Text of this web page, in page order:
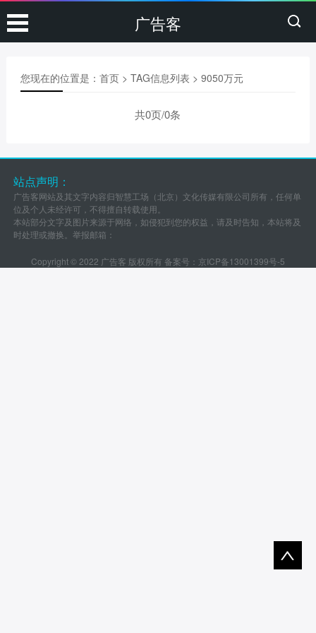
广告客
您现在的位置是： 首页> TAG信息列表 > 9050万元
共0页/0条
站点声明：
广告客网站及其文字内容归智慧工场（北京）文化传媒有限公司所有，任何单
位及个人未经许可，不得擅自转载使用。
本站部分文字及图片来源于网络，如侵犯到您的权益，请及时告知，本站将及
时处理或撤换。举报邮箱：
Copyright © 2022 广告客 版权所有 备案号： 京ICP备13001399号-5